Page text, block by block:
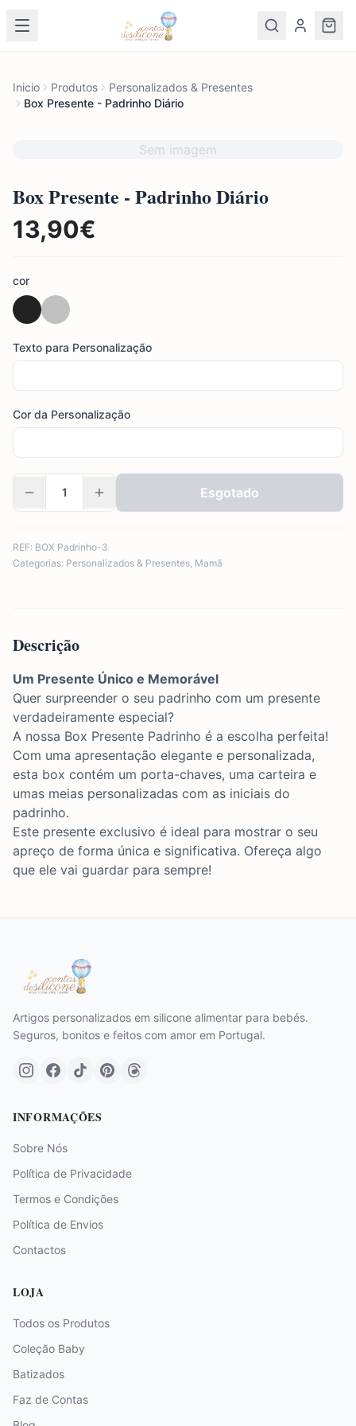
Inicio Produtos
Personalizados & Presentes
Box Presente - Padrinho Diário
Sem imagem
Box Presente - Padrinho Diário
13,90€
cor
Texto para Personalização
Cor da Personalização
Esgotado
REF: BOX Padrinho-3
Categorias: Personalizados & Presentes, Mamã
Descrição
Um Presente Único e Memorável
Quer surpreender o seu padrinho com um presente
verdadeiramente especial?
A nossa Box Presente Padrinho é a escolha perfeita!
Com uma apresentação elegante e personalizada,
esta box contém um porta-chaves, uma carteira e
umas meias personalizadas com as iniciais do
padrinho.
Este presente exclusivo é ideal para mostrar o seu
apreço de forma única e significativa. Ofereça algo
que ele vai guardar para sempre!
Artigos personalizados em silicone alimentar para bebés.
Seguros, bonitos e feitos com amor em Portugal.
INFORMAÇÕES
Sobre Nós
Política de Privacidade
Termos e Condições
Política de Envios
Contactos
LOJA
Todos os Produtos
Coleção Baby
Batizados
Faz de Contas